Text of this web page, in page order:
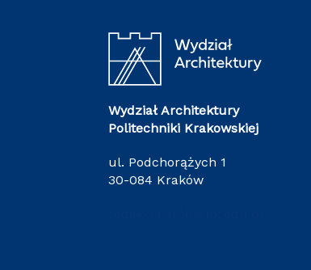
Wydział Architektury
Politechniki Krakowskiej
ul. Podchorążych 1
30-084 Kraków